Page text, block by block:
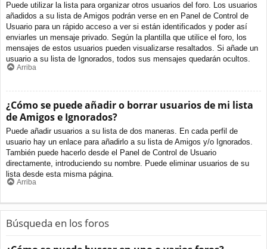
Puede utilizar la lista para organizar otros usuarios del foro. Los usuarios
añadidos a su lista de Amigos podrán verse en en Panel de Control de
Usuario para un rápido acceso a ver si están identificados y poder así
enviarles un mensaje privado. Según la plantilla que utilice el foro, los
mensajes de estos usuarios pueden visualizarse resaltados. Si añade un
usuario a su lista de Ignorados, todos sus mensajes quedarán ocultos.
Arriba
¿Cómo se puede añadir o borrar usuarios de mi lista
de Amigos e Ignorados?
Puede añadir usuarios a su lista de dos maneras. En cada perfil de
usuario hay un enlace para añadirlo a su lista de Amigos y/o Ignorados.
También puede hacerlo desde el Panel de Control de Usuario
directamente, introduciendo su nombre. Puede eliminar usuarios de su
lista desde esta misma página.
Arriba
Búsqueda en los foros